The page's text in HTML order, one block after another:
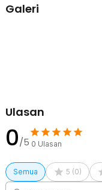
Galeri
Ulasan
0/5 0 Ulasan
Semua 5 (0)